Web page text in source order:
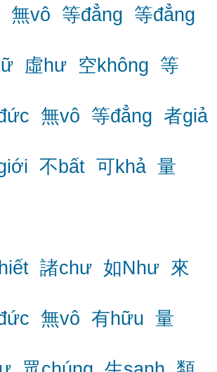
無vô 等đẳng 等đẳng
虛hư 空không 等
無vô 等đẳng 者giả
不bất 可khả 量
諸chư 如Như 來
無vô 有hữu 量